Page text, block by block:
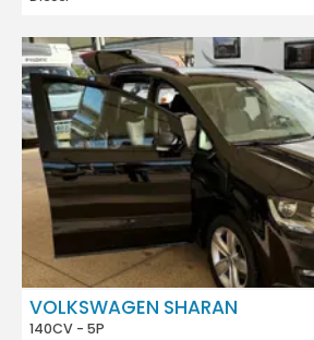
VOLKSWAGEN SHARAN
140CV - 5P